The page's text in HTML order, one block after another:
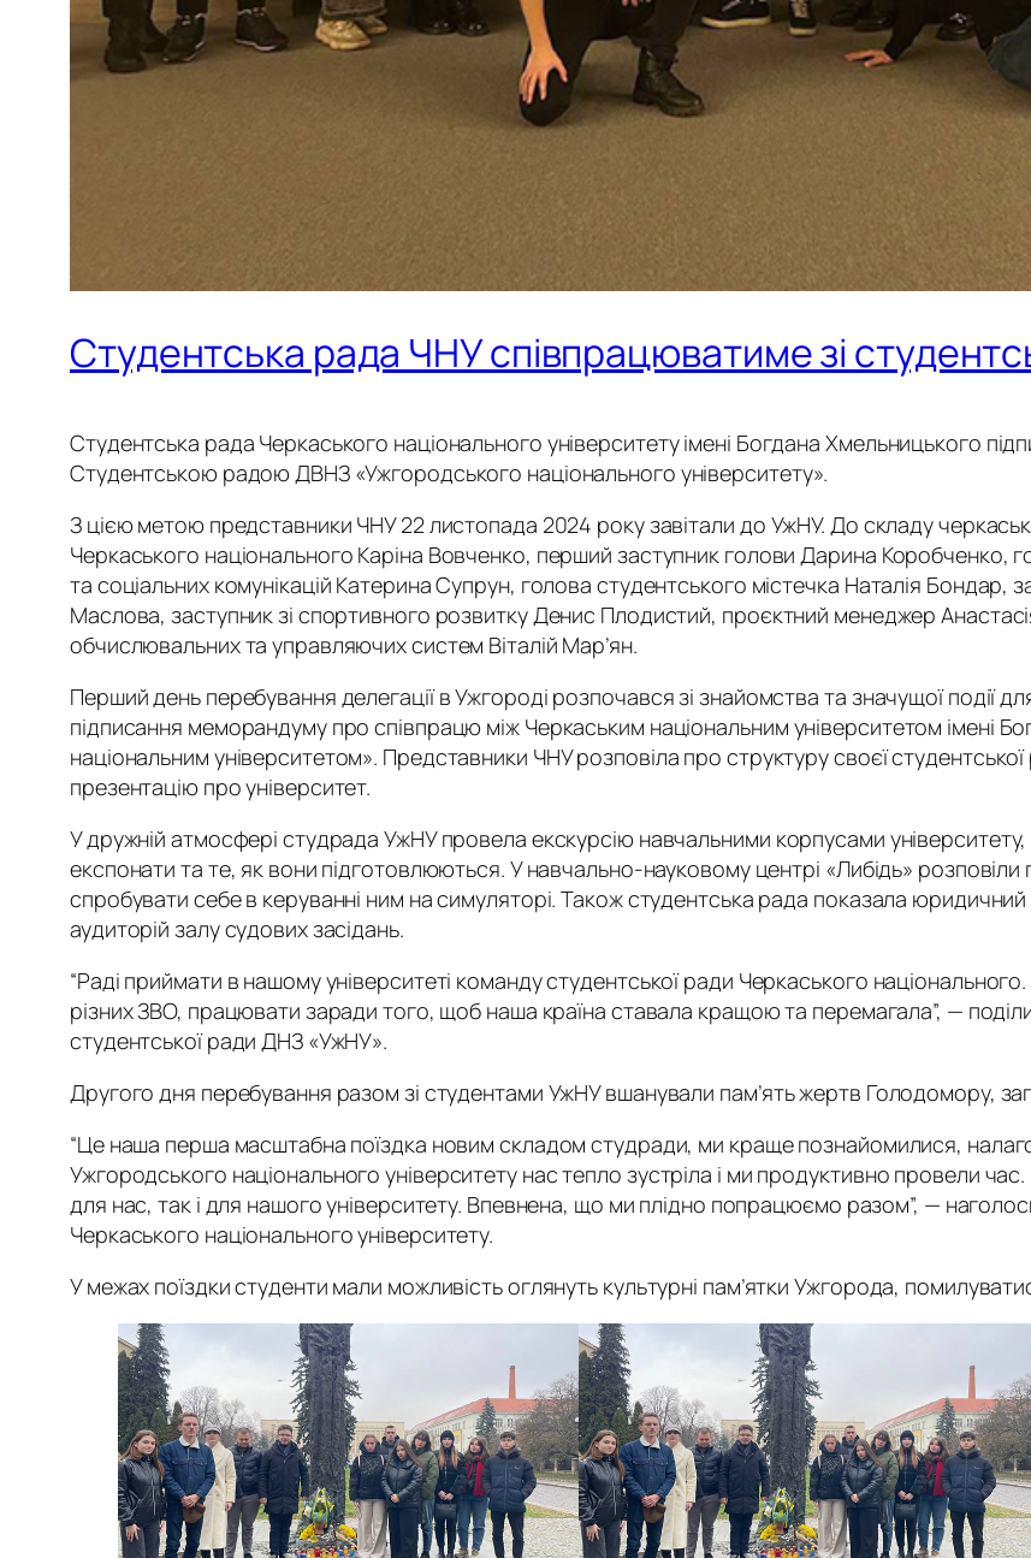
Студентська рада ЧНУ співпрацюватиме зі
Студентська рада Черкаського національного університету імені Богдана Хмельницького
Студентською радою ДВНЗ «Ужгородського національного університету».
З цією метою представники ЧНУ 22 листопада 2024 року завітали до УжНУ. До складу
Черкаського національного Каріна Вовченко, перший заступник голови Дарина Коробченко,
та соціальних комунікацій Катерина Супрун, голова студентського містечка Наталія Бондар,
Маслова, заступник зі спортивного розвитку Денис Плодистий, проєктний менеджер
обчислювальних та управляючих систем Віталій Мар’ян.
Перший день перебування делегації в Ужгороді розпочався зі знайомства та значущої події
підписання меморандуму про співпрацю між Черкаським національним університетом імені
національним університетом». Представники ЧНУ розповіла про структуру своєї
презентацію про університет.
У дружній атмосфері студрада УжНУ провела екскурсію навчальними корпусами
експонати та те, як вони підготовлюються. У навчально-науковому центрі «Либідь»
спробувати себе в керуванні ним на симуляторі. Також студентська рада показала
аудиторій залу судових засідань.
“Раді приймати в нашому університеті команду студентської ради Черкаського
різних ЗВО, працювати заради того, щоб наша країна ставала кращою та перемагала”, —
студентської ради ДНЗ «УжНУ».
Другого дня перебування разом зі студентами УжНУ вшанували пам’ять жертв Голодомору,
“Це наша перша масштабна поїздка новим складом студради, ми краще познайомилися,
Ужгородського національного університету нас тепло зустріла і ми продуктивно провели
для нас, так і для нашого університету. Впевнена, що ми плідно попрацюємо разом”, —
Черкаського національного університету.
У межах поїздки студенти мали можливість оглянуть культурні пам’ятки Ужгорода,